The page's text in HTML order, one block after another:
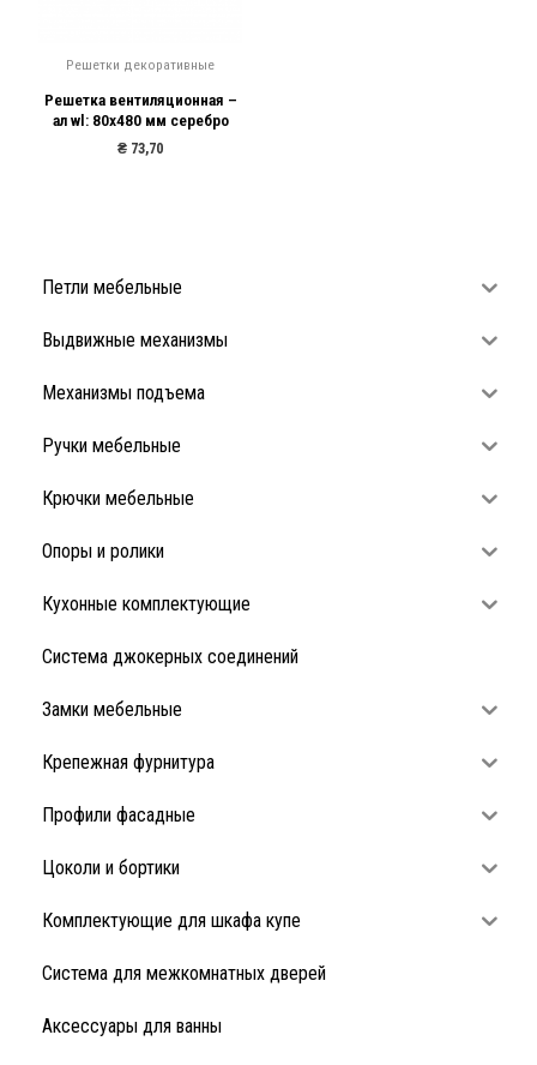
Петли мебельные
Выдвижные механизмы
Механизмы подъема
Ручки мебельные
Крючки мебельные
Опоры и ролики
Кухонные комплектующие
Система джокерных соединений
Замки мебельные
Крепежная фурнитура
Профили фасадные
Цоколи и бортики
Комплектующие для шкафа купе
Система для межкомнатных дверей
Аксессуары для ванны
Решетки декоративные
Решетка вентиляционная –
ал wl: 80х480 мм серебро
₴ 73,70